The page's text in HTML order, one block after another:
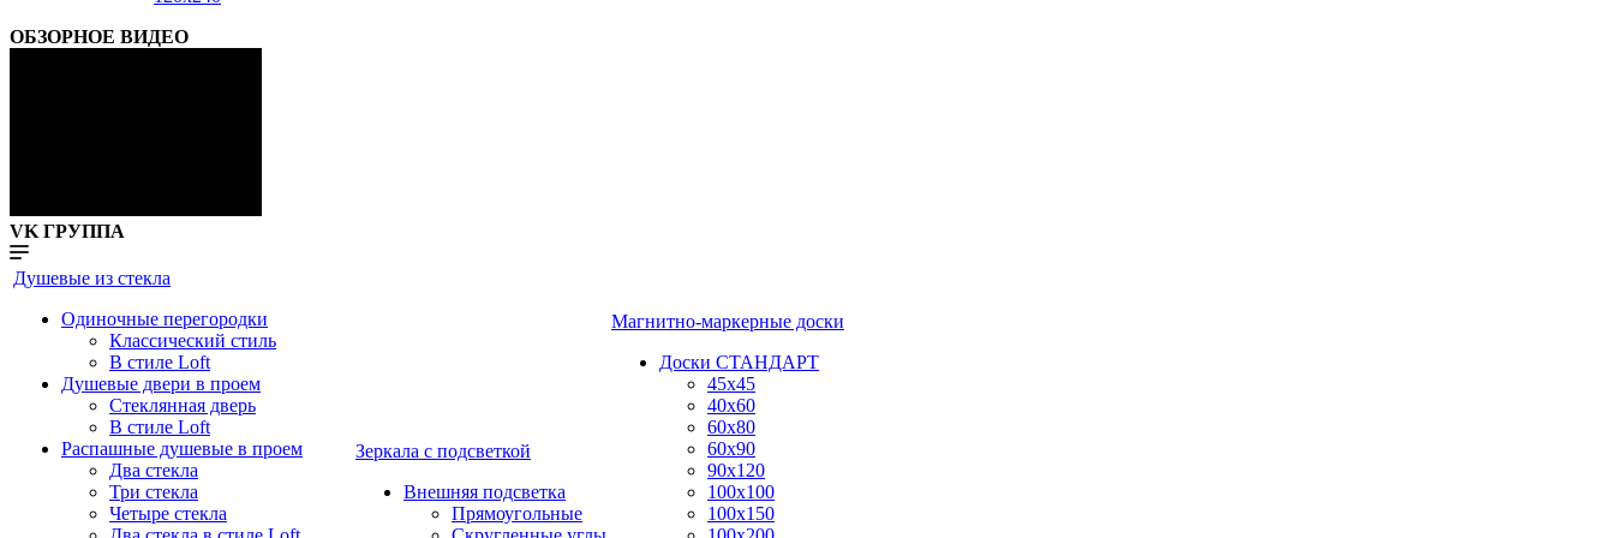
ОБЗОРНОЕ ВИДЕО
VK ГРУППА
Душевые из стекла
Одиночные перегородки
Классический стиль
В стиле Loft
Душевые двери в проем
Стеклянная дверь
В стиле Loft
Распашные душевые в проем
Два стекла
Три стекла
Четыре стекла
Зеркала с подсветкой
Внешняя подсветка
Прямоугольные
Магнитно-маркерные доски
Доски СТАНДАРТ
45x45
40x60
60x80
60x90
90x120
100x100
100x150